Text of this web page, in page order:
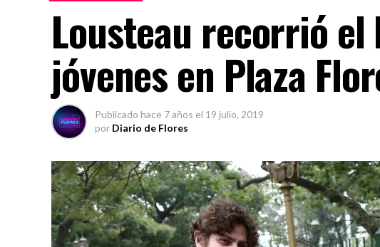
Lousteau recorrió
jóvenes en Plaza
Publicado hace 7 años el 19 julio, 2019
por Diario de Flores